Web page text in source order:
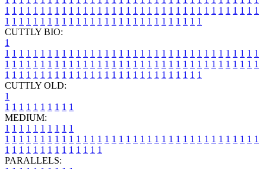
1 1 1 1 1 1 1 1 1 1 1 1 1 1 1 1 1 1 1 1 1 1 1 1 1 1 1 1 1 1 1 1 1 1 1 1
1 1 1 1 1 1 1 1 1 1 1 1 1 1 1 1 1 1 1 1 1 1 1 1 1 1 1 1
CUTTLY BIO:
1
1 1 1 1 1 1 1 1 1 1 1 1 1 1 1 1 1 1 1 1 1 1 1 1 1 1 1 1 1 1 1 1 1 1 1 1
1 1 1 1 1 1 1 1 1 1 1 1 1 1 1 1 1 1 1 1 1 1 1 1 1 1 1 1 1 1 1 1 1 1 1 1
1 1 1 1 1 1 1 1 1 1 1 1 1 1 1 1 1 1 1 1 1 1 1 1 1 1 1 1
CUTTLY OLD:
1
1 1 1 1 1 1 1 1 1 1
MEDIUM:
1 1 1 1 1 1 1 1 1 1
1 1 1 1 1 1 1 1 1 1 1 1 1 1 1 1 1 1 1 1 1 1 1 1 1 1 1 1 1 1 1 1 1 1 1 1
1 1 1 1 1 1 1 1 1 1 1 1 1 1
PARALLELS: